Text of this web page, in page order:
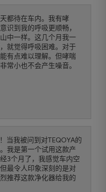
都待在车内。我有哮
识到我的呼吸更顺畅，
中一样。这几个月我一
就觉得呼吸困难。对于
有点难以理解。但哮喘
常小也不会产生噪音。
当我被问到对TEQOYA的
我是第一个试用这款产
3个月了，我感觉车内空
最令人印象深刻的是对
推荐这款净化器给我的